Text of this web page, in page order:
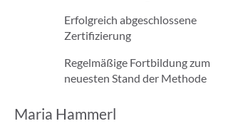
Erfolgreich abgeschlossene
Zertifizierung
Regelmäßige Fortbildung zum
neuesten Stand der Methode
Maria Hammerl